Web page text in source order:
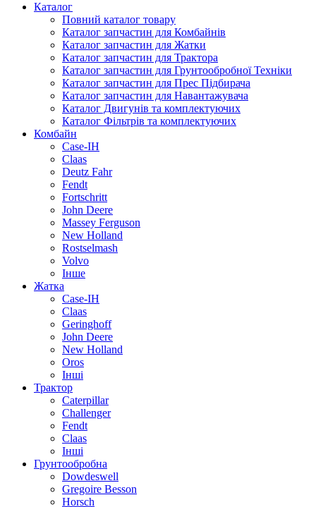
Каталог
Повний каталог товару
Каталог запчастин для Комбайнів
Каталог запчастин для Жатки
Каталог запчастин для Трактора
Каталог запчастин для Грунтообробної Техніки
Каталог запчастин для Прес Підбирача
Каталог запчастин для Навантажувача
Каталог Двигунів та комплектуючих
Каталог Фільтрів та комплектуючих
Комбайн
Case-IH
Claas
Deutz Fahr
Fendt
Fortschritt
John Deere
Massey Ferguson
New Holland
Rostselmash
Volvo
Інше
Жатка
Case-IH
Claas
Geringhoff
John Deere
New Holland
Oros
Інші
Трактор
Caterpillar
Challenger
Fendt
Claas
Інші
Грунтообробна
Dowdeswell
Gregoire Besson
Horsch